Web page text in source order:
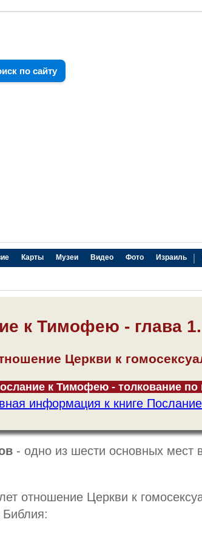
по сайту
Карты Музеи Видео Фото Израиль |
к Тимофею - глава
Церкви к
к Тимофею - толкование по
информация к книге
- одно из шести основных мест
отношение Церкви к